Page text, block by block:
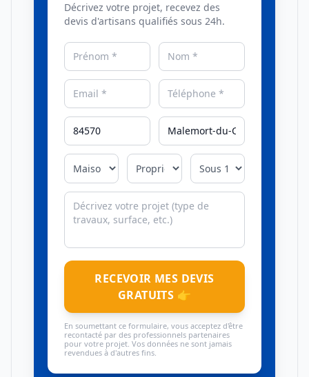
Décrivez votre projet, recevez des
devis d'artisans qualifiés sous 24h.
RECEVOIR MES DEVIS
GRATUITS 👉
En soumettant ce formulaire, vous acceptez d'être
recontacté par des professionnels partenaires
pour votre projet. Vos données ne sont jamais
revendues à d'autres fins.